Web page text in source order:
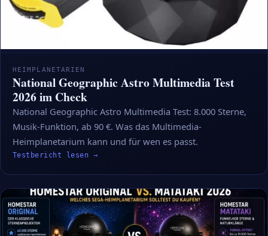
HEIMPLANETARIEN
National Geographic Astro Multimedia Test
2026 im Check
National Geographic Astro Multimedia Test: 8.000 Sterne,
Musik-Funktion, ab 90 €. Was das Multimedia-
Heimplanetarium kann und für wen es passt.
Testbericht lesen →